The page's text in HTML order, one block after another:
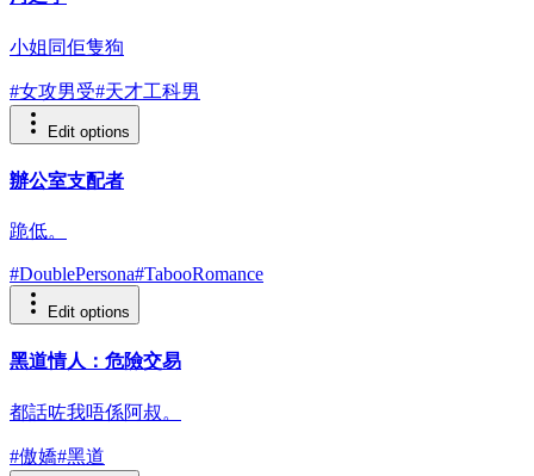
小姐同佢隻狗
#女攻男受#天才工科男
Edit options
辦公室支配者
跪低。
#DoublePersona#TabooRomance
Edit options
黑道情人：危險交易
都話咗我唔係阿叔。
#傲嬌#黑道